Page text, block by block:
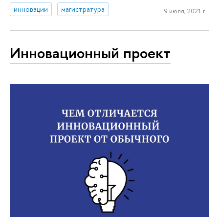
инновации магистратура 9 июля, 2021 г.
Инновационный проект